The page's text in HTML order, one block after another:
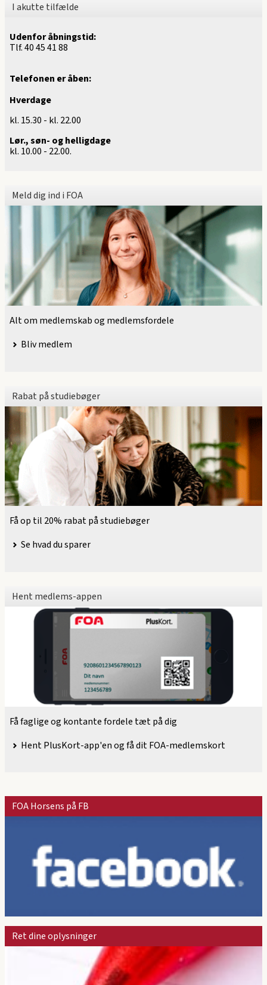
I akutte tilfælde
Udenfor åbningstid:
Tlf. 40 45 41 88
Telefonen er åben:
Hverdage
kl. 15.30 - kl. 22.00
Lør., søn- og helligdage
kl. 10.00 - 22.00.
Meld dig ind i FOA
Alt om medlemskab og medlemsfordele
Bliv medlem
Rabat på studiebøger
Få op til 20% rabat på studiebøger
Se hvad du sparer
Hent medlems-appen
Få faglige og kontante fordele tæt på dig
Hent PlusKort-app'en og få dit FOA-medlemskort
FOA Horsens på FB
Ret dine oplysninger